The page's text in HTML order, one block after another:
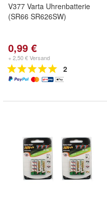
V377 Varta Uhrenbatterie
(SR66 SR626SW)
0,99 €
+ 2,50 € Versand
2